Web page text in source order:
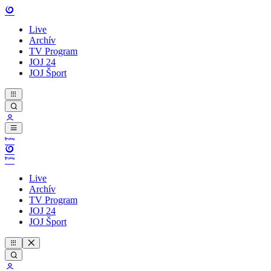
Live
Archív
TV Program
JOJ 24
JOJ Šport
Live
Archív
TV Program
JOJ 24
JOJ Šport